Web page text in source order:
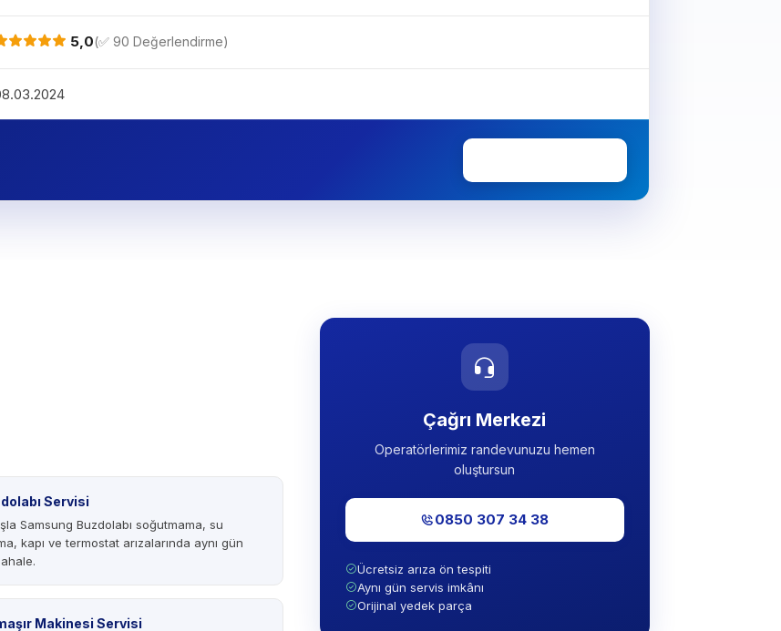
5,0(✅ 90 Değerlendirme)
Servisi
Samsung Buzdolabı soğutmama, su
kapı ve termostat arızalarında aynı gün
Makinesi Servisi
Çağrı Merkezi
Operatörlerimiz randevunuzu hemen
oluştursun
0850 307 34 38
Ücretsiz arıza ön tespiti
Aynı gün servis imkânı
Orijinal yedek parça